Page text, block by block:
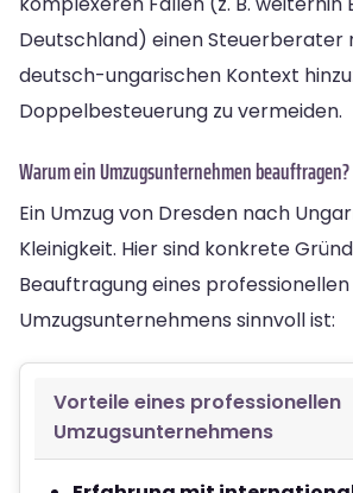
Deutschland) einen Steuerberater
deutsch-ungarischen Kontext
Doppelbesteuerung zu vermeiden.
Warum ein Umzugsunternehmen beauftragen?
Ein Umzug von Dresden nach
Kleinigkeit. Hier sind konkrete
Beauftragung eines professionellen
Umzugsunternehmens sinnvoll ist:
Vorteile eines professionellen
Umzugsunternehmens